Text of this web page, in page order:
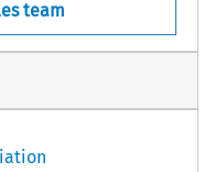
team